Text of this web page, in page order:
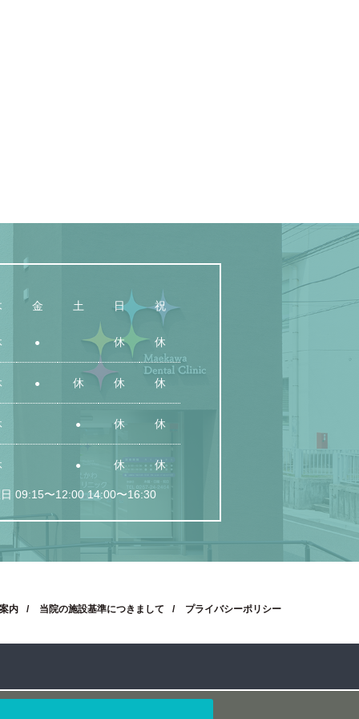
金 土 日 祝
● 休 休
● 休 休 休
● 休 休
● 休 休
09:15〜12:00 14:00〜16:30
内 当院の施設基準につきまして プライバシーポリシー